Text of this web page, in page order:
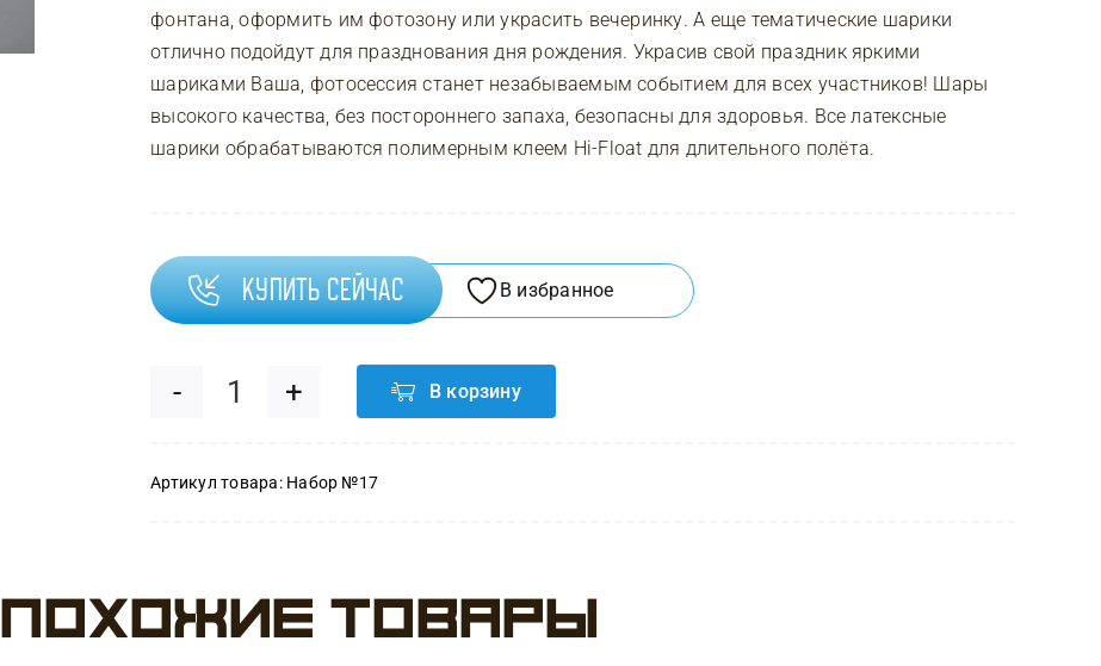
фонтана, оформить им фотозону или украсить вечеринку. А еще тематические шарики
отлично подойдут для празднования дня рождения. Украсив свой праздник яркими
шариками Ваша, фотосессия станет незабываемым событием для всех участников! Шары
высокого качества, без постороннего запаха, безопасны для здоровья. Все латексные
шарики обрабатываются полимерным клеем Hi-Float для длительного полёта.
Купить сейчас В избранное
Количество
товара
Пухлый
В корзину
Артикул товара: Набор №17
Похожие товары